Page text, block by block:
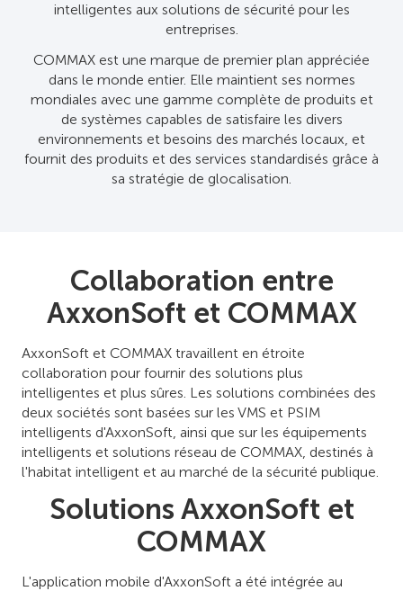
intelligentes aux solutions de sécurité pour les
entreprises.
COMMAX est une marque de premier plan appréciée
dans le monde entier. Elle maintient ses normes
mondiales avec une gamme complète de produits et
de systèmes capables de satisfaire les divers
environnements et besoins des marchés locaux, et
fournit des produits et des services standardisés grâce à
sa stratégie de glocalisation.
Collaboration entre
AxxonSoft et COMMAX
AxxonSoft et COMMAX travaillent en étroite
collaboration pour fournir des solutions plus
intelligentes et plus sûres. Les solutions combinées des
deux sociétés sont basées sur les VMS et PSIM
intelligents d'AxxonSoft, ainsi que sur les équipements
intelligents et solutions réseau de COMMAX, destinés à
l'habitat intelligent et au marché de la sécurité publique.
Solutions AxxonSoft et
COMMAX
L'application mobile d'AxxonSoft a été intégrée au